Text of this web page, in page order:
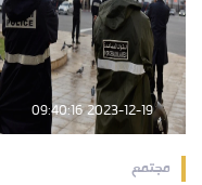
2023-12-19 09:40:16
مجتمع